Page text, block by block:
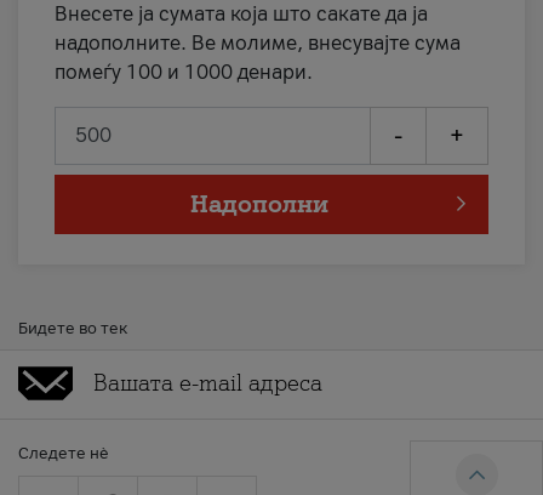
Внесете ја сумата која што сакате да ја
надополните. Ве молиме, внесувајте сума
помеѓу 100 и 1000 денари.
- +
Надополни
Бидете во тек
Следете нè